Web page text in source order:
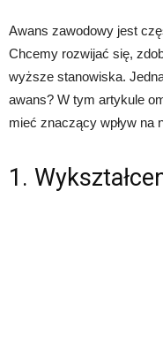
Awans zawodowy jest
Chcemy rozwijać się,
wyższe stanowiska.
awans? W tym artykule
mieć znaczący wpływ na
1.